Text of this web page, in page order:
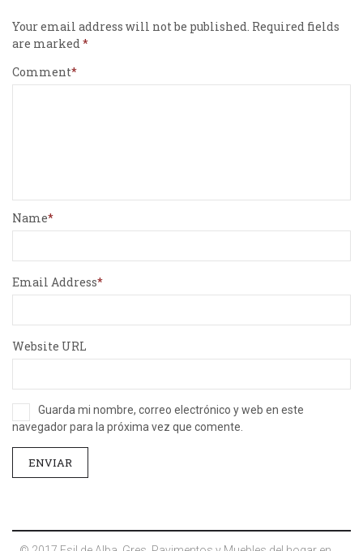
Your email address will not be published. Required fields
are marked
Comment
Name
Email Address
Website URL
Guarda mi nombre, correo electrónico y web en este
navegador para la próxima vez que comente.